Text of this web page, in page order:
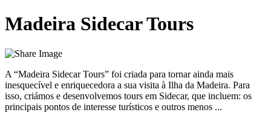
Madeira Sidecar Tours
A “Madeira Sidecar Tours” foi criada para tornar ainda mais
inesquecível e enriquecedora a sua visita à Ilha da Madeira. Para
isso, criámos e desenvolvemos tours em Sidecar, que incluem: os
principais pontos de interesse turísticos e outros menos ...